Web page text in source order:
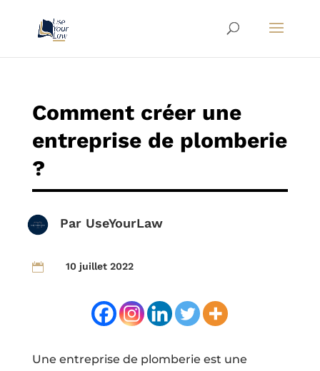
Comment créer une
entreprise de plomberie
?
Par UseYourLaw
 10 juillet 2022
Une entreprise de plomberie est une